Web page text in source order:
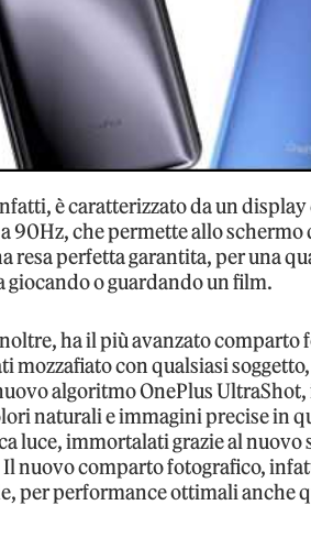
è caratterizzato da un
90Hz, che permette allo
resa perfetta garantita, per una
giocando o guardando un film.
ha il più avanzato comparto
mozzafiato con qualsiasi
algoritmo OnePlus
naturali e immagini precise in
luce, immortalati grazie al nuovo
Il nuovo comparto fotografico,
per performance ottimali anche